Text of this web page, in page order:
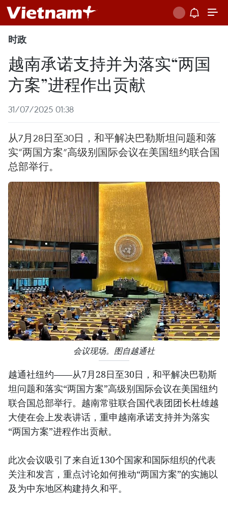
时政
越南承诺支持并为落实“两国
方案”进程作出贡献
31/07/2025 01:38
从7月28日至30日，和平解决巴勒斯坦问题和落
实“两国方案”高级别国际会议在美国纽约联合国
总部举行。
会议现场。图自越通社
越通社纽约——从7月28日至30日，和平解决巴勒斯
坦问题和落实“两国方案”高级别国际会议在美国纽约
联合国总部举行。越南常驻联合国代表团团长杜雄越
大使在会上发表讲话，重申越南承诺支持并为落实
“两国方案”进程作出贡献。
此次会议吸引了来自近130个国家和国际组织的代表
关注和发言，重点讨论如何推动“两国方案”的实施以
及为中东地区构建持久和平。